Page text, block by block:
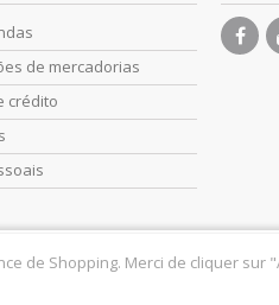
de mercadorias
crédito
de Shopping. Merci de cliquer sur